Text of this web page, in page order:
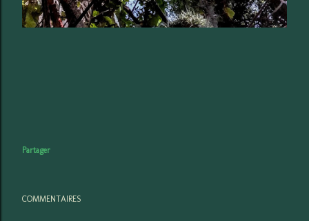
Partager
COMMENTAIRES